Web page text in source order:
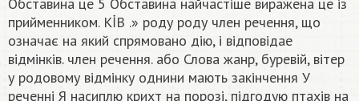
Обставина це 5 Обставина найчастіше виражена це iз
прийменником. KİB .» роду роду член речення, що
означає на який спрямовано дію, і відповiдае
відмінків. член речення. або Слова жанр, буревій, вітер
у родовому відмінку однини мають закінчення У
реченні Я насиплю крихт на порозi, пiдгодую птахів на